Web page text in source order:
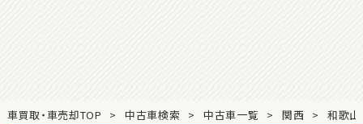
車買取・車売却TOP 中古車検索 中古車一覧 関西 和歌